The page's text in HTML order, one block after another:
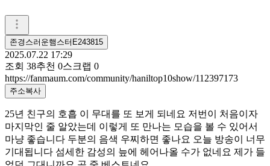
존경스러운햄스터E243815
2025.07.22 17:29
조회 38추천 0스크랩 0
https://fanmaum.com/community/haniltop10show/112397173
주소복사
25년 친구의 호흡 이 무대를 또 보게 되네요 저번이 처음이자
마지막인 줄 알았는데 이렇게 또 만나는 모습을 볼 수 있어서
마냥 좋습니다 두분의 음색 우찌하면 좋나요 오늘 방송이 너무
기대됩니다 섬세한 감성의 늪에 헤어나올 수가 없네요 제가 들